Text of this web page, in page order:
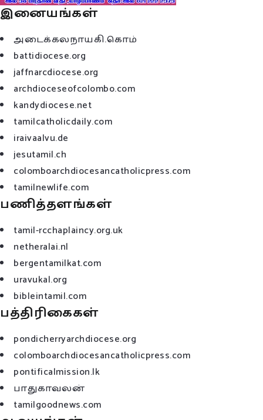
இனையங்கள்
அடைக்கலநாயகி.கொம்
battidiocese.org
jaffnarcdiocese.org
archdioceseofcolombo.com
kandydiocese.net
tamilcatholicdaily.com
iraivaalvu.de
jesutamil.ch
colomboarchdiocesancatholicpress.com
tamilnewlife.com
பணித்தளங்கள்
tamil-rcchaplaincy.org.uk
netheralai.nl
bergentamilkat.com
uravukal.org
bibleintamil.com
பத்திரிகைகள்
pondicherryarchdiocese.org
colomboarchdiocesancatholicpress.com
pontificalmission.lk
பாதுகாவலன்
tamilgoodnews.com